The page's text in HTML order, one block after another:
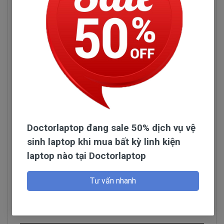
Tính Chất Kỷ Thuật Của Pin laptop
- Pin HP Pavilion 14-AB019Tu được người dùng
Đọc thêm
Doctorlaptop đang sale 50% dịch vụ vệ
sinh laptop khi mua bất kỳ linh kiện
laptop nào tại Doctorlaptop
Tư vấn nhanh